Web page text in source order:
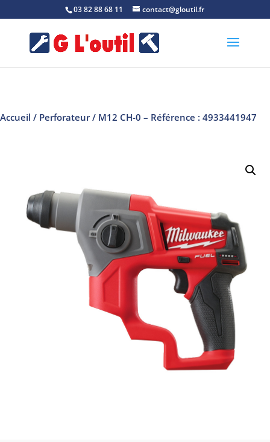
03 82 88 68 11 contact@gloutil.fr
Accueil / Perforateur/ M12 CH-0 – Référence : 4933441947